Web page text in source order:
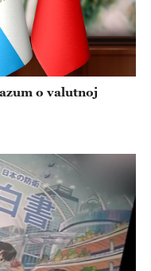
o valutnoj